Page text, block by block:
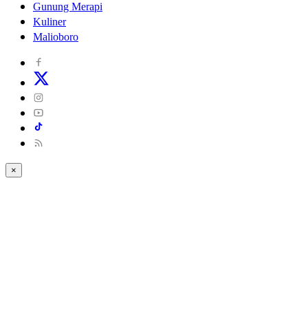
Gunung Merapi
Kuliner
Malioboro
×